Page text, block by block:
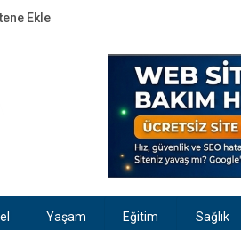
Ekle
Yaşam Eğitim Sağlık